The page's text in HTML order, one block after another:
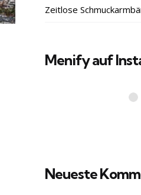
Zeitlose
Menify auf
Neueste